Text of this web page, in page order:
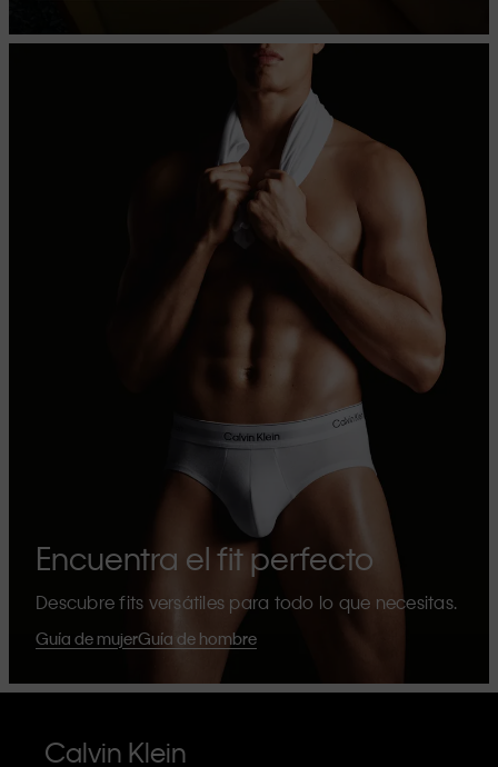
Encuentra el fit perfecto
Descubre fits versátiles para todo lo que necesitas.
Guía de mujerGuía de hombre
Calvin Klein